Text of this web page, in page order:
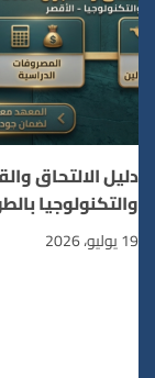
دليل الالتحاق
والتكنولوجيا